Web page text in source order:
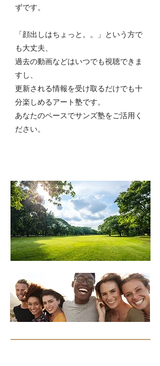
ずです。
「顔出しはちょっと。。」という方で
も大丈夫、
過去の動画などはいつでも視聴できま
すし、
​更新される情報を受け取るだけでも十
分楽しめるアート塾です。
あなたのペースでサンズ塾をご活用く
ださい。